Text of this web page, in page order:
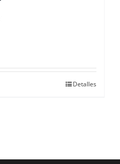
Detalles